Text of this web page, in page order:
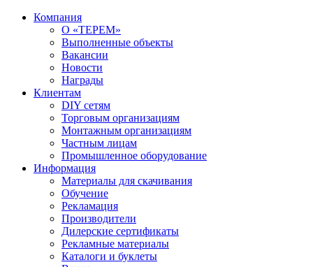
Компания
О «ТЕРЕМ»
Выполненные объекты
Вакансии
Новости
Награды
Клиентам
DIY сетям
Торговым организациям
Монтажным организациям
Частным лицам
Промышленное оборудование
Информация
Материалы для скачивания
Обучение
Рекламация
Производители
Дилерские сертификаты
Рекламные материалы
Каталоги и буклеты